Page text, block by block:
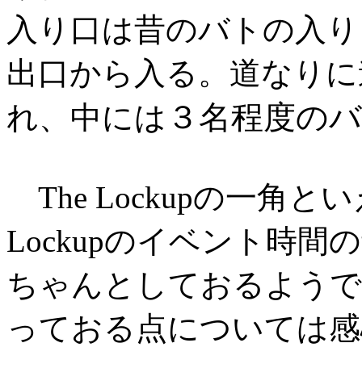
入り口は昔のバトの入
出口から入る。道なり
れ、中には ３名程度の
The Lockupの一角と
Lockupのイベント時間
ちゃんとしておるよう
っておる点については